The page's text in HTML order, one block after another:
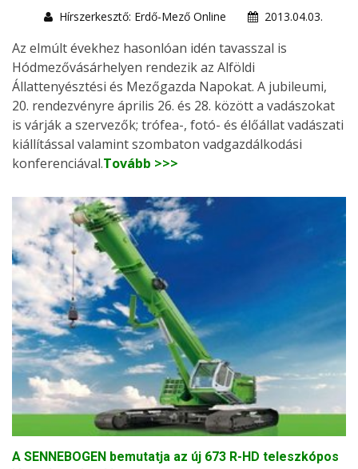
Hírszerkesztő: Erdő-Mező Online
2013.04.03.
Az elmúlt évekhez hasonlóan idén tavasszal is
Hódmezővásárhelyen rendezik az Alföldi
Állattenyésztési és Mezőgazda Napokat. A jubileumi,
20. rendezvényre április 26. és 28. között a vadászokat
is várják a szervezők; trófea-, fotó- és élőállat vadászati
kiállítással valamint szombaton vadgazdálkodási
konferenciával.Tovább >>>
A SENNEBOGEN bemutatja az új 673 R-HD teleszkópos